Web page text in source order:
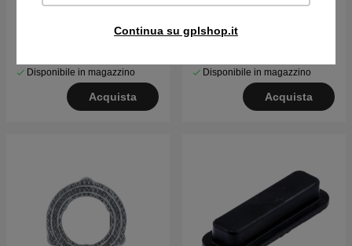
Continua su gplshop.it
Vite M6Sf 5X12 5311192-
Disponibile in magazzino
Acquista
Dado M5 7317114-51
Disponibile in magazzino
Acquista